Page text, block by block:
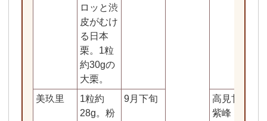
ロッと渋
皮がむけ
る日本
栗。1粒
約30gの
大栗。
美玖里
1粒約
28g。粉
9月下旬
高見甘早生
紫峰